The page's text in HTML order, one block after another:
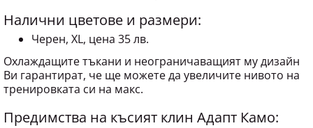
Налични цветове и размери:
Черен, XL, цена 35 лв.
Охлаждащите тъкани и неограничаващият му дизайн
Ви гарантират, че ще можете да увеличите нивото на
тренировката си на макс.
Предимства на късият клин Адапт Камо: